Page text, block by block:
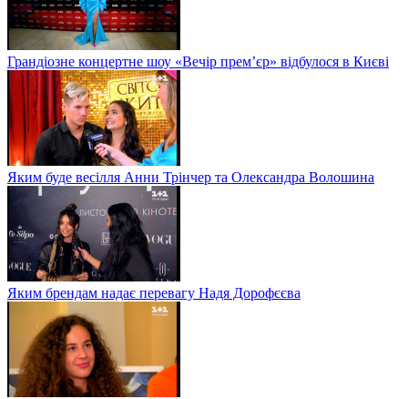
Грандіозне концертне шоу «Вечір прем’єр» відбулося в Києві
Яким буде весілля Анни Трінчер та Олександра Волошина
Яким брендам надає перевагу Надя Дорофєєва